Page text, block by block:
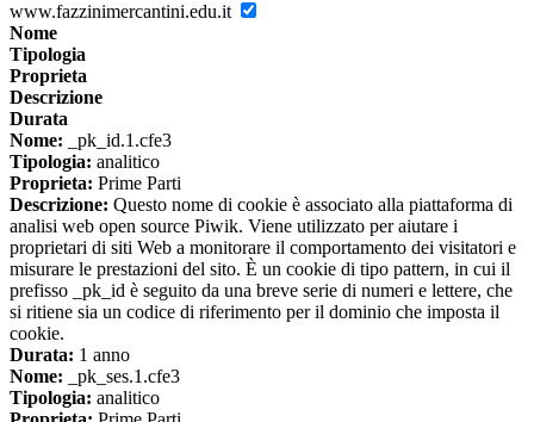
www.fazzinimercantini.edu.it
Nome
Tipologia
Proprieta
Descrizione
Durata
Nome: _pk_id.1.cfe3
Tipologia: analitico
Proprieta: Prime Parti
Descrizione: Questo nome di cookie è associato alla piattaforma di
analisi web open source Piwik. Viene utilizzato per aiutare i
proprietari di siti Web a monitorare il comportamento dei visitatori e
misurare le prestazioni del sito. È un cookie di tipo pattern, in cui il
prefisso _pk_id è seguito da una breve serie di numeri e lettere, che
si ritiene sia un codice di riferimento per il dominio che imposta il
cookie.
Durata: 1 anno
Nome: _pk_ses.1.cfe3
Tipologia: analitico